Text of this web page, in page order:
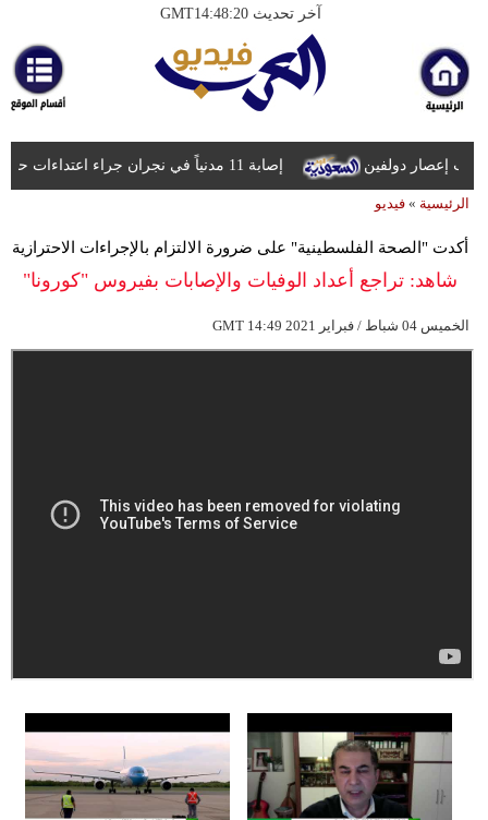
آخر تحديث GMT14:48:20
أخبارعاجلة
ثقافة
فن
وموسيقى
وسفر
مرأة
علوم
إصابة 11 مدنياً في نجران جراء اعتداءات حوثية بالمقذوفات إعصار دولفين
الرئيسية » فيديو
أكدت "الصحة الفلسطينية" على ضرورة الالتزام بالإجراءات الاحترازية
شاهد: تراجع أعداد الوفيات والإصابات بفيروس "كورونا"
GMT 14:49 2021 الخميس 04 شباط / فبراير